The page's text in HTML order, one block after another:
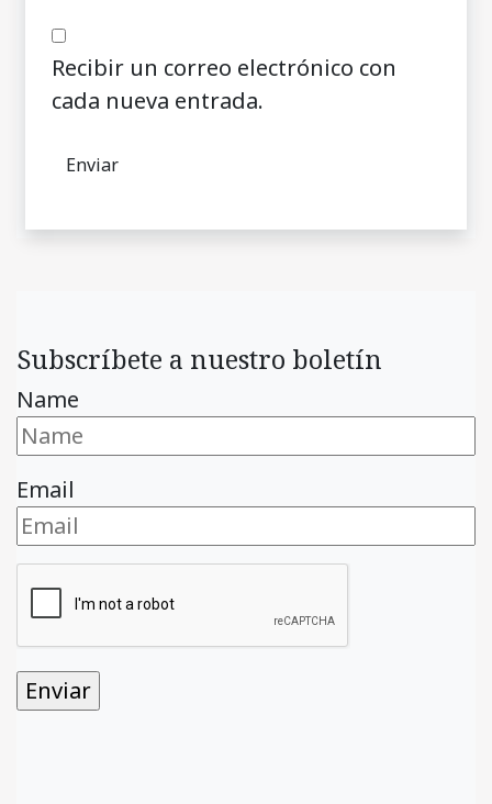
Recibir un correo electrónico con
cada nueva entrada.
Subscríbete a nuestro boletín
Name
Email